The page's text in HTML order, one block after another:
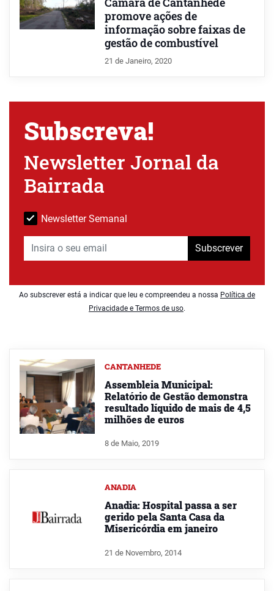
promove ações de
informação sobre faixas de
gestão de combustível
21 de Janeiro, 2020
Subscreva!
Newsletter Jornal da
Bairrada
Newsletter Semanal
Subscrever
Ao subscrever está a indicar que leu e compreendeu a nossa Política de
Privacidade e Termos de uso.
CANTANHEDE
Assembleia Municipal:
Relatório de Gestão demonstra
resultado líquido de mais de 4,5
milhões de euros
8 de Maio, 2019
ANADIA
Anadia: Hospital passa a ser
gerido pela Santa Casa da
Misericórdia em janeiro
21 de Novembro, 2014